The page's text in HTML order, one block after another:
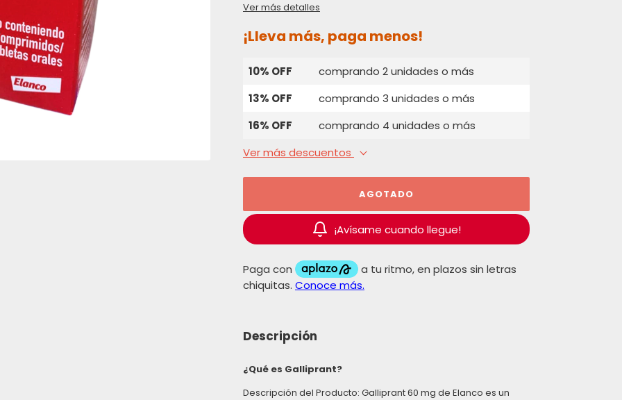
Ver más detalles
¡Lleva más, paga menos!
10% OFF
comprando 2 unidades o más
13% OFF
comprando 3 unidades o más
16% OFF
comprando 4 unidades o más
Ver más descuentos
¡Avísame cuando llegue!
Descripción
¿Qué es Galliprant?
Descripción del Producto: Galliprant 60 mg de Elanco es un